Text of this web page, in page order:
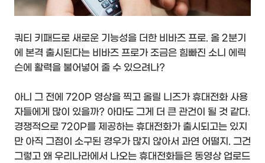
쿼티 키패드로 새로운 기능성을 더한 비바즈 프로. 올 2분기
에 본격 출시된다는 비바즈 프로가 조금은 힘빠진 소니 에릭
슨에 활력을 불어넣어 줄 수 있으려나?
아니 그 전에 720P 영상을 찍고 올릴 니즈가 휴대전화 사용
자들에게 많이 있을까? 아마도 그게 더 큰 관건이 될 것 같다.
경쟁적으로 720P를 제공하는 휴대전화가 출시되고는 있지
만 아직 그점이 소구된 경우가 많지 않아서 과연 어떨지. 그건
그렇고 왜 우리나라에서 나오는 휴대전화들은 동영상 업로드